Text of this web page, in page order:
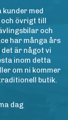
kunder med
övrigt till
och
har många års
är något vi
inom detta
om ni kommer
butik.
dag